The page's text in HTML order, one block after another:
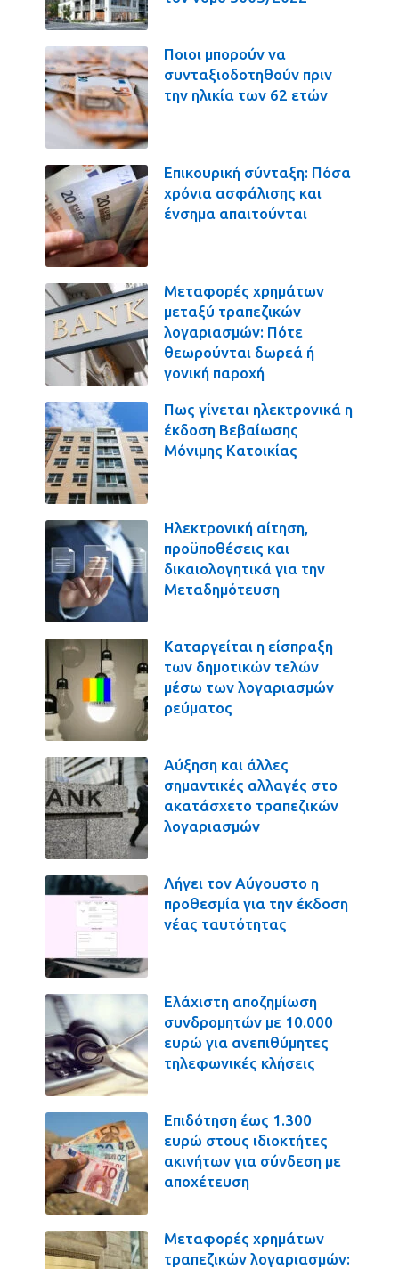
Ποιοι μπορούν να
συνταξιοδοτηθούν πριν
την ηλικία των 62 ετών
Επικουρική σύνταξη: Πόσα
χρόνια ασφάλισης και
ένσημα απαιτούνται
Μεταφορές χρημάτων
μεταξύ τραπεζικών
λογαριασμών: Πότε
θεωρούνται δωρεά ή
γονική παροχή
Πως γίνεται ηλεκτρονικά η
έκδοση Βεβαίωσης
Μόνιμης Κατοικίας
Ηλεκτρονική αίτηση,
προϋποθέσεις και
δικαιολογητικά για την
Μεταδημότευση
Καταργείται η είσπραξη
των δημοτικών τελών
μέσω των λογαριασμών
ρεύματος
Αύξηση και άλλες
σημαντικές αλλαγές στο
ακατάσχετο τραπεζικών
λογαριασμών
Λήγει τον Αύγουστο η
προθεσμία για την έκδοση
νέας ταυτότητας
Ελάχιστη αποζημίωση
συνδρομητών με 10.000
ευρώ για ανεπιθύμητες
τηλεφωνικές κλήσεις
Επιδότηση έως 1.300
ευρώ στους ιδιοκτήτες
ακινήτων για σύνδεση με
αποχέτευση
Μεταφορές χρημάτων
τραπεζικών λογαριασμών: